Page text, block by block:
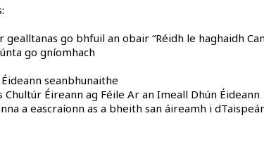
go bhfuil an obair “Réidh le haghaidh
go gníomhach
seanbhunaithe
Éireann ag Féile Ar an Imeall Dhún Éideann
a eascraíonn as a bheith san áireamh i